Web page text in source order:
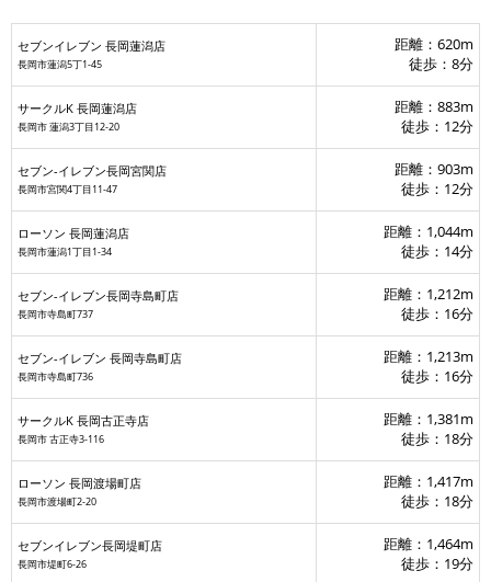
セブンイレブン 長岡蓮潟店
長岡市蓮潟5丁1-45
距離：620m
徒歩：8分
サークルK 長岡蓮潟店
長岡市 蓮潟3丁目12-20
距離：883m
徒歩：12分
セブン-イレブン長岡宮関店
長岡市宮関4丁目11-47
距離：903m
徒歩：12分
ローソン 長岡蓮潟店
長岡市蓮潟1丁目1-34
距離：1,044m
徒歩：14分
セブン-イレブン長岡寺島町店
長岡市寺島町737
距離：1,212m
徒歩：16分
セブン-イレブン 長岡寺島町店
長岡市寺島町736
距離：1,213m
徒歩：16分
サークルK 長岡古正寺店
長岡市 古正寺3-116
距離：1,381m
徒歩：18分
ローソン 長岡渡場町店
長岡市渡場町2-20
距離：1,417m
徒歩：18分
セブンイレブン長岡堤町店
長岡市堤町6-26
距離：1,464m
徒歩：19分